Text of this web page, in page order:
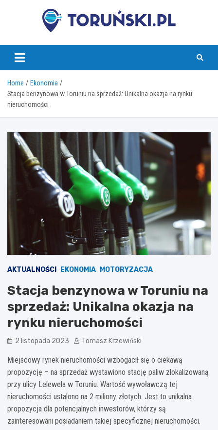
torunski.pl
Home
Ekonomia
Stacja benzynowa w Toruniu na sprzedaż: Unikalna okazja na rynku
nieruchomości
AKTUALNOŚCI EKONOMIA MOTORYZACJA
Stacja benzynowa w Toruniu na
sprzedaż: Unikalna okazja na
rynku nieruchomości
2 listopada 2023 Tomasz Krzewiński
Miejscowy rynek nieruchomości wzbogacił się o ciekawą
propozycję – na sprzedaż wystawiono stację paliw zlokalizowaną
przy ulicy Lelewela w Toruniu. Wartość wywoławczą tej
nieruchomości ustalono na 2 miliony złotych. Jest to unikalna
propozycja dla potencjalnych inwestorów, którzy są
zainteresowani posiadaniem takiej specyficznej nieruchomości.